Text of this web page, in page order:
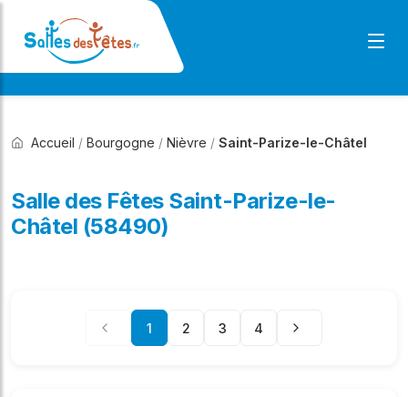
Accueil / Bourgogne / Nièvre / Saint-Parize-le-Châtel
Salle des Fêtes Saint-Parize-le-
Châtel (58490)
1 2 3 4